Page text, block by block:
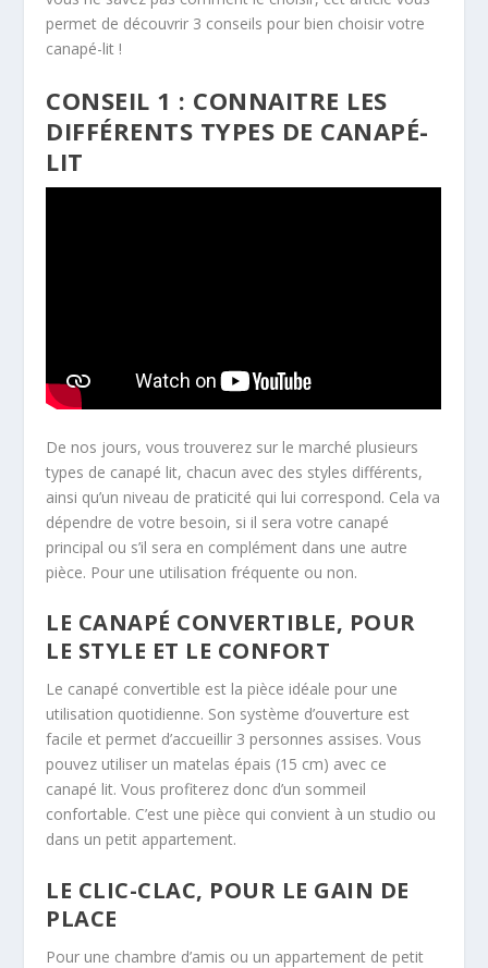
permet de découvrir 3 conseils pour bien choisir votre
canapé-lit !
CONSEIL 1 : CONNAITRE LES
DIFFÉRENTS TYPES DE CANAPÉ-
LIT
De nos jours, vous trouverez sur le marché plusieurs
types de canapé lit, chacun avec des styles différents,
ainsi qu’un niveau de praticité qui lui correspond. Cela va
dépendre de votre besoin, si il sera votre canapé
principal ou s’il sera en complément dans une autre
pièce. Pour une utilisation fréquente ou non.
LE CANAPÉ CONVERTIBLE, POUR
LE STYLE ET LE CONFORT
Le canapé convertible est la pièce idéale pour une
utilisation quotidienne. Son système d’ouverture est
facile et permet d’accueillir 3 personnes assises. Vous
pouvez utiliser un matelas épais (15 cm) avec ce
canapé lit. Vous profiterez donc d’un sommeil
confortable. C’est une pièce qui convient à un studio ou
dans un petit appartement.
LE CLIC-CLAC, POUR LE GAIN DE
PLACE
Pour une chambre d’amis ou un appartement de petit